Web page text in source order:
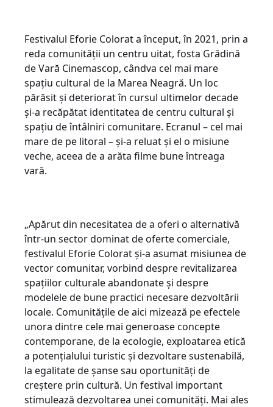
Festivalul Eforie Colorat a început, în 2021, prin a
reda comunității un centru uitat, fosta Grădină
de Vară Cinemascop, cândva cel mai mare
spațiu cultural de la Marea Neagră. Un loc
părăsit și deteriorat în cursul ultimelor decade
și-a recăpătat identitatea de centru cultural și
spațiu de întâlniri comunitare. Ecranul – cel mai
mare de pe litoral – și-a reluat și el o misiune
veche, aceea de a arăta filme bune întreaga
vară.
„Apărut din necesitatea de a oferi o alternativă
într-un sector dominat de oferte comerciale,
festivalul Eforie Colorat și-a asumat misiunea de
vector comunitar, vorbind despre revitalizarea
spațiilor culturale abandonate și despre
modelele de bune practici necesare dezvoltării
locale. Comunitățile de aici mizează pe efectele
unora dintre cele mai generoase concepte
contemporane, de la ecologie, exploatarea etică
a potențialului turistic și dezvoltare sustenabilă,
la egalitate de șanse sau oportunități de
creștere prin cultură. Un festival important
stimulează dezvoltarea unei comunități. Mai ales